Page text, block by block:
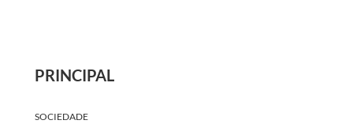
PRINCIPAL
SOCIEDADE